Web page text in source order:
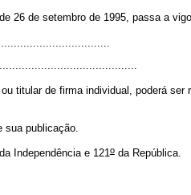
26 de setembro de 1995, passa a
titular de firma individual, poderá
publicação.
Independência e 121oda República.